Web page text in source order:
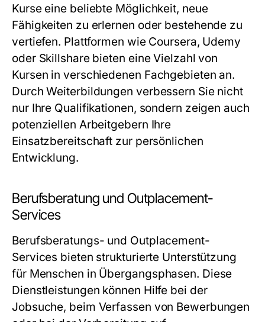
Kurse eine beliebte Möglichkeit, neue
Fähigkeiten zu erlernen oder bestehende zu
vertiefen. Plattformen wie Coursera, Udemy
oder Skillshare bieten eine Vielzahl von
Kursen in verschiedenen Fachgebieten an.
Durch Weiterbildungen verbessern Sie nicht
nur Ihre Qualifikationen, sondern zeigen auch
potenziellen Arbeitgebern Ihre
Einsatzbereitschaft zur persönlichen
Entwicklung.
Berufsberatung und Outplacement-
Services
Berufsberatungs- und Outplacement-
Services bieten strukturierte Unterstützung
für Menschen in Übergangsphasen. Diese
Dienstleistungen können Hilfe bei der
Jobsuche, beim Verfassen von Bewerbungen